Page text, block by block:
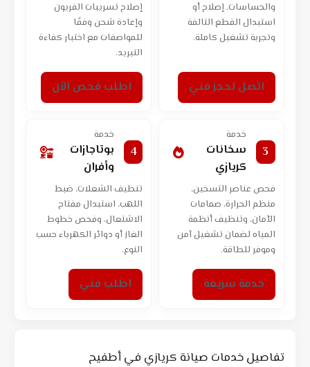
والحساسات. إصلاح أو
استبدال القطع التالفة
وتجربة تشغيل كاملة.
اتصل لحجز فني
إصلاح تسريبات الفريون
وإعادة شحن وفقًا
للمواصفات مع اختبار كفاءة
التبريد.
اطلب فحص الآن
3
خدمة
سخانات
كريازي
فحص عناصر التسخين،
منظم الحرارة، صمامات
الأمان، وتنظيف أنظمة
المياه لضمان تشغيل آمن
وموفر للطاقة.
خدمة سريعة
4
خدمة
بوتاجازات
وأفران
تنظيف الشعلات، ضبط
اللهب، استبدال مفتاح
الاشتعال، وفحص خطوط
الغاز أو دوائر الكهرباء حسب
النوع.
اطلب فني
تفاصيل خدمات صيانة كريازي في أطفيح